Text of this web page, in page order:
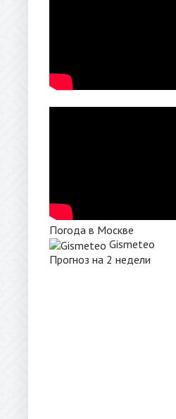
Погода в Москве
Gismeteo
Прогноз на 2 недели